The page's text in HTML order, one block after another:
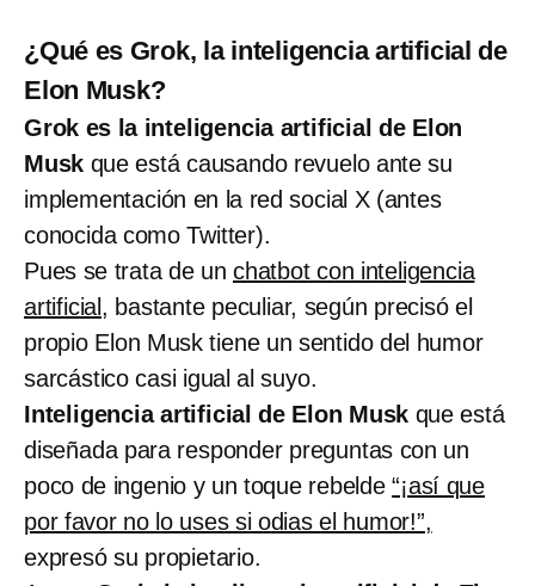
¿Qué es Grok, la inteligencia artificial de
Elon Musk?
Grok es la inteligencia artificial de Elon
Musk que está causando revuelo ante su
implementación en la red social X (antes
conocida como Twitter).
Pues se trata de unchatbot con inteligencia
artificial, bastante peculiar, según precisó el
propio Elon Musk tiene un sentido del humor
sarcástico casi igual al suyo.
Inteligencia artificial de Elon Musk que está
diseñada para responder preguntas con un
poco de ingenio y un toque rebelde“¡así que
por favor no lo uses si odias el humor!”,
expresó su propietario.